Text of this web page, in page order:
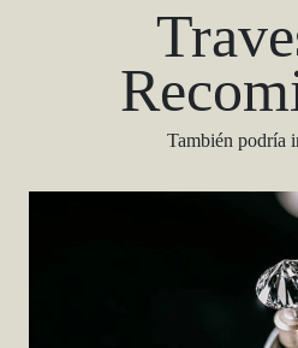
También podría